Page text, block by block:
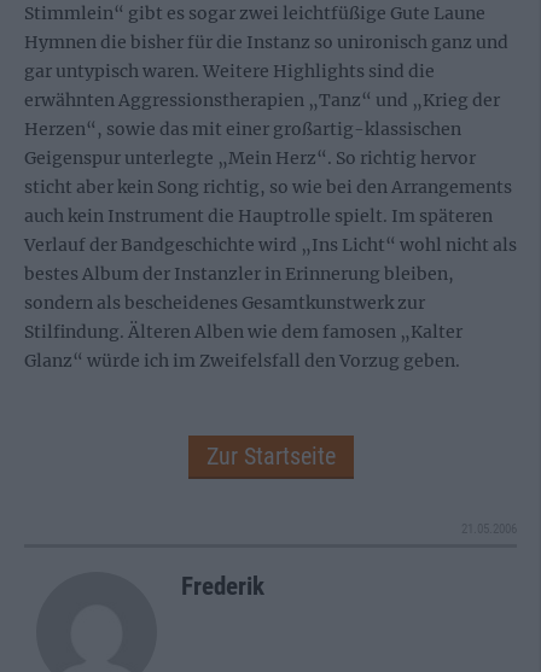
Stimmlein“ gibt es sogar zwei leichtfüßige Gute Laune
Hymnen die bisher für die Instanz so unironisch ganz und
gar untypisch waren. Weitere Highlights sind die
erwähnten Aggressionstherapien „Tanz“ und „Krieg der
Herzen“, sowie das mit einer großartig-klassischen
Geigenspur unterlegte „Mein Herz“. So richtig hervor
sticht aber kein Song richtig, so wie bei den Arrangements
auch kein Instrument die Hauptrolle spielt. Im späteren
Verlauf der Bandgeschichte wird „Ins Licht“ wohl nicht als
bestes Album der Instanzler in Erinnerung bleiben,
sondern als bescheidenes Gesamtkunstwerk zur
Stilfindung. Älteren Alben wie dem famosen „Kalter
Glanz“ würde ich im Zweifelsfall den Vorzug geben.
Zur Startseite
Frederik